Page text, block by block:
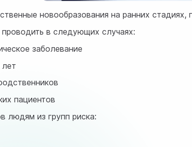
новообразования на ранних
в следующих случаях:
заболевание
пациентов
людям из групп риска: